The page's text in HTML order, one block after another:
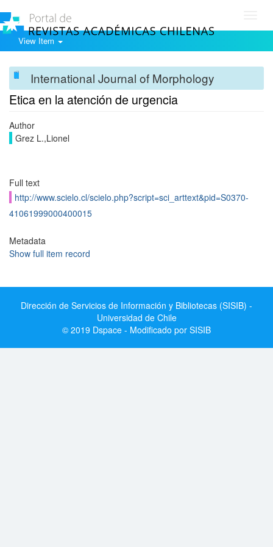
View Item
International Journal of Morphology
Etica en la atención de urgencia
Author
Grez L.,Lionel
Full text
http://www.scielo.cl/scielo.php?script=sci_arttext&pid=S0370-
41061999000400015
Metadata
Show full item record
Dirección de Servicios de Información y Bibliotecas (SISIB) -
Universidad de Chile
© 2019 Dspace - Modificado por SISIB